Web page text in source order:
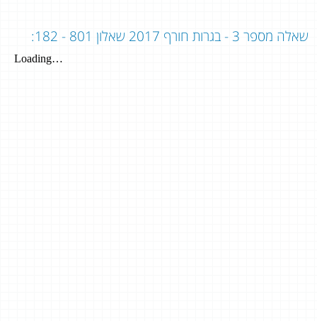
שאלה מספר 3 - בגרות חורף 2017 שאלון 801 - 182: